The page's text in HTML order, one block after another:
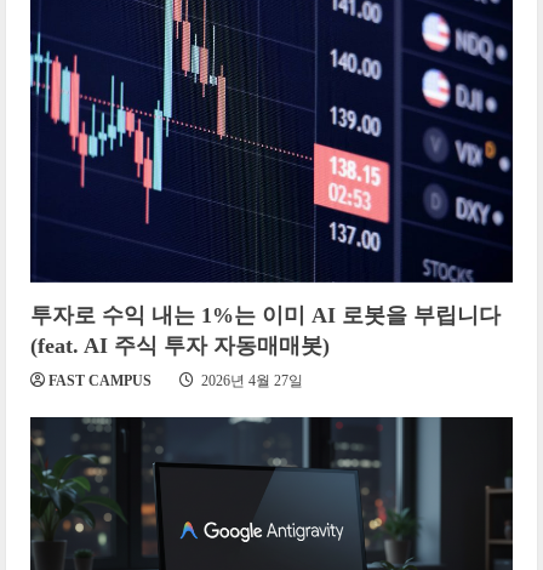
매
김
투자로 수익 내는 1%는 이미 AI 로봇을 부립니다
(feat. AI 주식 투자 자동매매봇)
FAST CAMPUS 2026년 4월 27일